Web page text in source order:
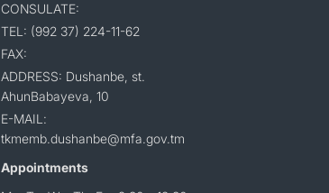
CONSULATE:
TEL: (992 37) 224-11-62
FAX:
ADDRESS: Dushanbe, st.
AhunBabayeva, 10
E-MAIL:
tkmemb.dushanbe@mfa.gov.tm
Appointments